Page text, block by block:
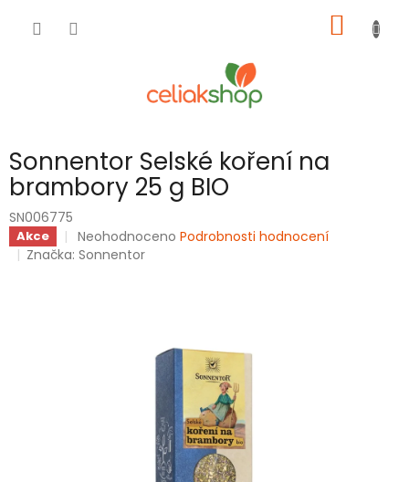
KOŠÍK
Sonnentor Selské koření na
brambory 25 g BIO
SN006775
Akce
Průměrné
hodnocení
Neohodnoceno Podrobnosti hodnocení
Značka:Sonnentor